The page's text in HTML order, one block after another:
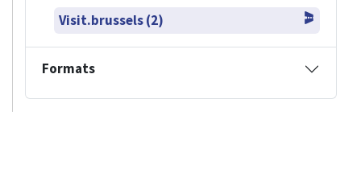
Visit.brussels (2)
Formats